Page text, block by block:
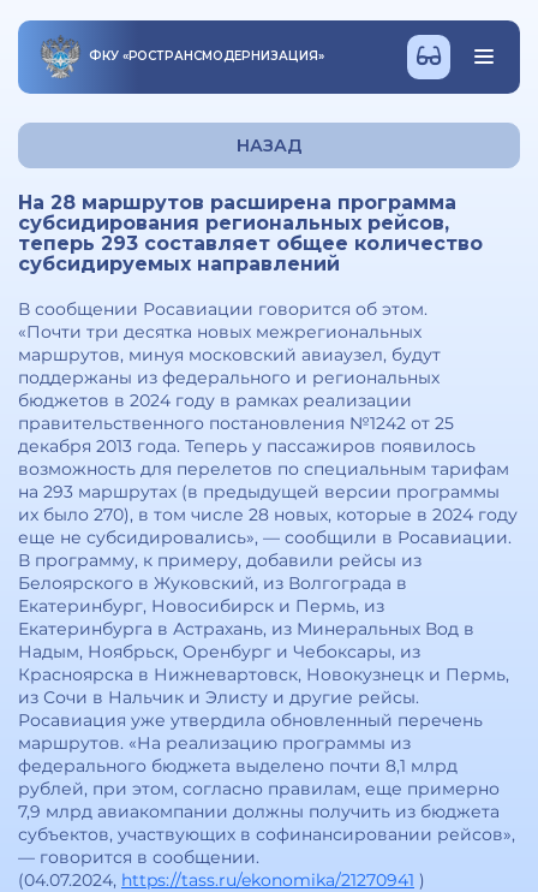
ФКУ «РОСТРАНСМОДЕРНИЗАЦИЯ»
НАЗАД
На 28 маршрутов расширена программа
субсидирования региональных рейсов,
теперь 293 составляет общее количество
субсидируемых направлений
В сообщении Росавиации говорится об этом.
«Почти три десятка новых межрегиональных
маршрутов, минуя московский авиаузел, будут
поддержаны из федерального и региональных
бюджетов в 2024 году в рамках реализации
правительственного постановления №1242 от 25
декабря 2013 года. Теперь у пассажиров появилось
возможность для перелетов по специальным тарифам
на 293 маршрутах (в предыдущей версии программы
их было 270), в том числе 28 новых, которые в 2024 году
еще не субсидировались», — сообщили в Росавиации.
В программу, к примеру, добавили рейсы из
Белоярского в Жуковский, из Волгограда в
Екатеринбург, Новосибирск и Пермь, из
Екатеринбурга в Астрахань, из Минеральных Вод в
Надым, Ноябрьск, Оренбург и Чебоксары, из
Красноярска в Нижневартовск, Новокузнецк и Пермь,
из Сочи в Нальчик и Элисту и другие рейсы.
Росавиация уже утвердила обновленный перечень
маршрутов. «На реализацию программы из
федерального бюджета выделено почти 8,1 млрд
рублей, при этом, согласно правилам, еще примерно
7,9 млрд авиакомпании должны получить из бюджета
субъектов, участвующих в софинансировании рейсов»,
— говорится в сообщении.
(04.07.2024, https://tass.ru/ekonomika/21270941 )